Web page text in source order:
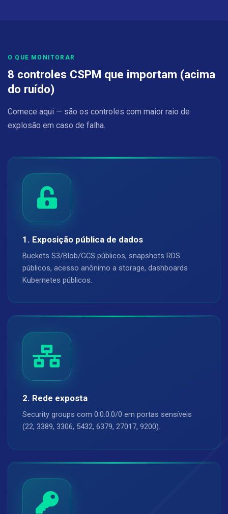
O QUE MONITORAR
8 controles CSPM que importam (acima
do ruído)
Comece aqui — são os controles com maior raio de
explosão em caso de falha.
1. Exposição pública de dados
Buckets S3/Blob/GCS públicos, snapshots RDS
públicos, acesso anônimo a storage, dashboards
Kubernetes públicos.
2. Rede exposta
Security groups com 0.0.0.0/0 em portas sensíveis
(22, 3389, 3306, 5432, 6379, 27017, 9200).